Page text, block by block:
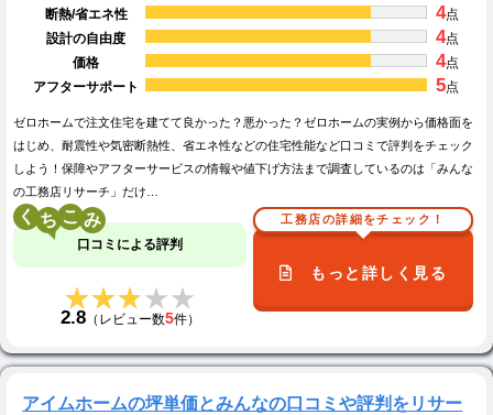
断熱/省エネ性
4点
設計の自由度
4点
価格
4点
アフターサポート
5点
ゼロホームで注文住宅を建てて良かった？悪かった？ゼロホームの実例から価格面を
はじめ、耐震性や気密断熱性、省エネ性などの住宅性能など口コミで評判をチェック
しよう！保障やアフターサービスの情報や値下げ方法まで調査しているのは「みんな
の工務店リサーチ」だけ…
く こ
口コミによる評判
★★★★★
★★★★★
2.8（レビュー数5件）
工務店の詳細をチェック！
もっと詳しく見る
アイムホームの坪単価とみんなの口コミや評判をリサー